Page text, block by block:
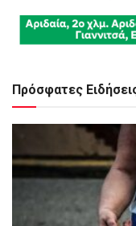
Πρόσφατες